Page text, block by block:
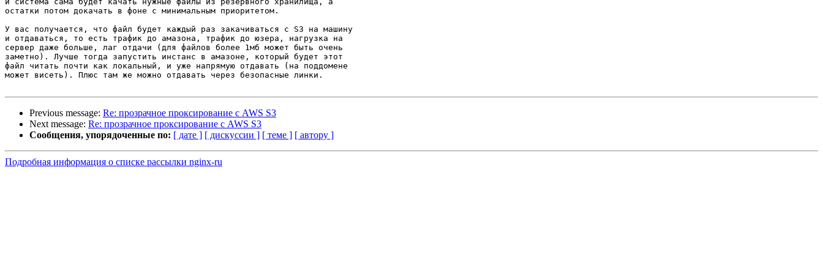
остатки потом докачать в фоне с минимальным приоритетом.
У вас получается, что файл будет каждый раз закачиваться с S3 на машину
и отдаваться, то есть трафик до амазона, трафик до юзера, нагрузка на
сервер даже больше, лаг отдачи (для файлов более 1мб может быть очень
заметно). Лучше тогда запустить инстанс в амазоне, который будет этот
файл читать почти как локальный, и уже напрямую отдавать (на поддомене
может висеть). Плюс там же можно отдавать через безопасные линки.
Previous message: Re: прозрачное проксирование с AWS S3
Next message: Re: прозрачное проксирование с AWS S3
Сообщения, упорядоченные по: [ дате ] [ дискуссии ] [ теме ] [ автору ]
Подробная информация о списке рассылки nginx-ru